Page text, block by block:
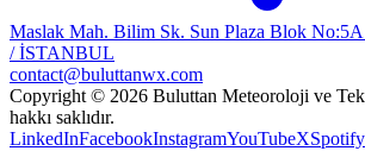
Maslak Mah. Bilim Sk. Sun Plaza Blok No:5A
/ İSTANBUL
contact@buluttanwx.com
Copyright © 2026 Buluttan Meteoroloji ve
hakkı saklıdır.
LinkedInFacebookInstagramYouTubeXSpotify